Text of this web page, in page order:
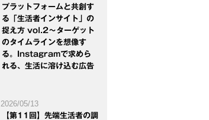
プラットフォームと共創す
る「生活者インサイト」の
捉え方 vol.2～ターゲット
のタイムラインを想像す
る。Instagramで求めら
れる、生活に溶け込む広告
2026/05/13
【第11回】先端生活者の調